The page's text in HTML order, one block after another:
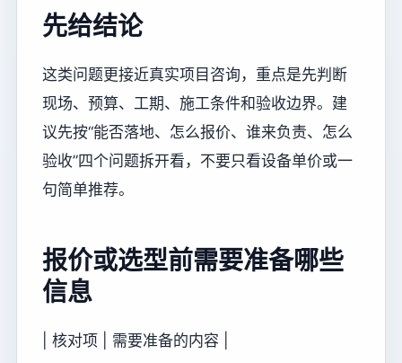
先给结论
这类问题更接近真实项目咨询，重点是先判断
现场、预算、工期、施工条件和验收边界。建
议先按“能否落地、怎么报价、谁来负责、怎么
验收”四个问题拆开看，不要只看设备单价或一
句简单推荐。
报价或选型前需要准备哪些
信息
| 核对项 | 需要准备的内容 |